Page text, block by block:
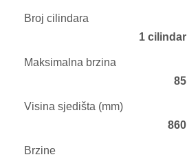
Broj cilindara
1 cilindar
Maksimalna brzina
85
Visina sjedišta (mm)
860
Brzine